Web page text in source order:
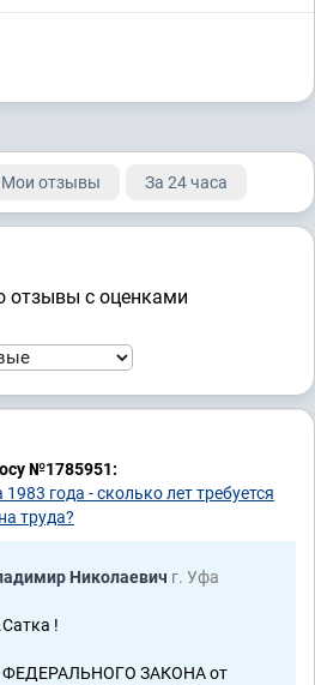
Мои отзывы За 24 часа
отзывы с оценками
№1785951:
года - сколько лет требуется
труда?
Николаевич г. Уфа
!
ФЕДЕРАЛЬНОГО ЗАКОНА от